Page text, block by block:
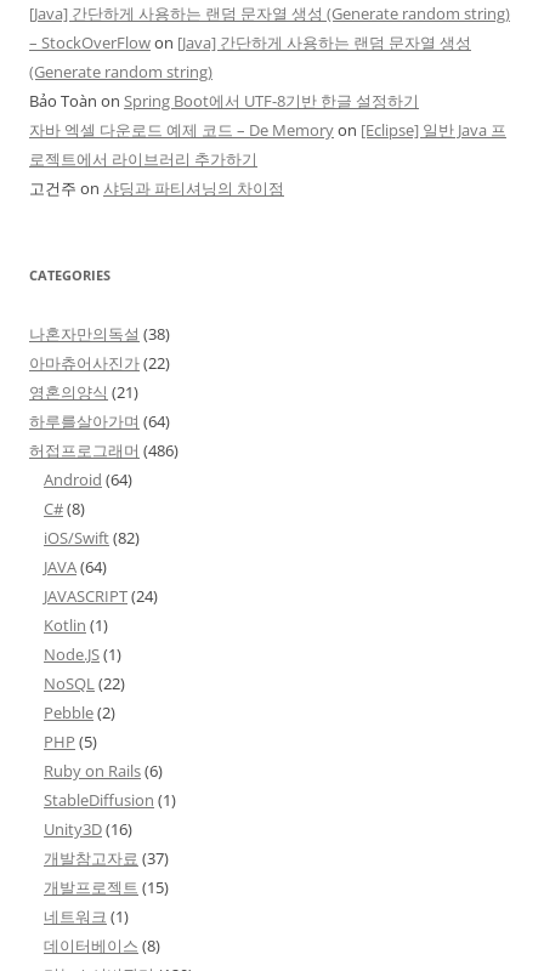
[Java] 간단하게 사용하는 랜덤 문자열 생성 (Generate random string)
– StockOverFlowon [Java] 간단하게 사용하는 랜덤 문자열 생성
(Generate random string)
Bảo Toàn on Spring Boot에서 UTF-8기반 한글 설정하기
자바 엑셀 다운로드 예제 코드 – De Memoryon [Eclipse] 일반 Java 프
로젝트에서 라이브러리 추가하기
고건주 on 샤딩과 파티셔닝의 차이점
CATEGORIES
나혼자만의독설 (38)
아마츄어사진가(22)
영혼의양식 (21)
하루를살아가며 (64)
허접프로그래머 (486)
Android (64)
C#(8)
iOS/Swift(82)
JAVA(64)
JAVASCRIPT(24)
Kotlin (1)
Node.JS(1)
NoSQL(22)
Pebble(2)
PHP (5)
Ruby on Rails(6)
StableDiffusion (1)
Unity3D(16)
개발참고자료 (37)
개발프로젝트 (15)
네트워크 (1)
데이터베이스 (8)